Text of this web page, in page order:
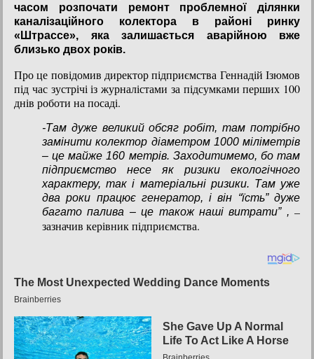
часом розпочати ремонт проблемної ділянки
каналізаційного колектора в районі ринку
«Штрассе», яка залишається аварійною вже
близько двох років.
Про це повідомив директор підприємства Геннадій Ізюмов
​​під час зустрічі із журналістами за підсумками перших 100
днів роботи на посаді.
-Там дуже великий обсяг робіт, там потрібно
замінити колектор діаметром 1000 міліметрів
– це майже 160 метрів. Заходитимемо, бо там
підприємство несе як ризики екологічного
характеру, так і матеріальні ризики. Там уже
два роки працює генератор, і він “їсть” дуже
багато палива – це також наші витрати” , –
зазначив керівник підприємства.